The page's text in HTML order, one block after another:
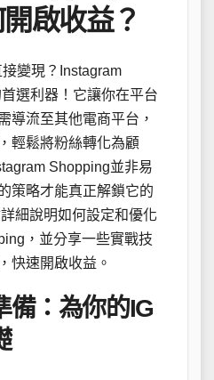
啟收益？
變現？Instagram
選利器！它讓你在平台
導流至其他電商平台，
輕鬆將粉絲轉化為顧
Shopping並非易
策略才能真正解鎖它的
細說明如何設定和優化
，並分享一些實戰技
快速開啟收益。
備：為你的IG